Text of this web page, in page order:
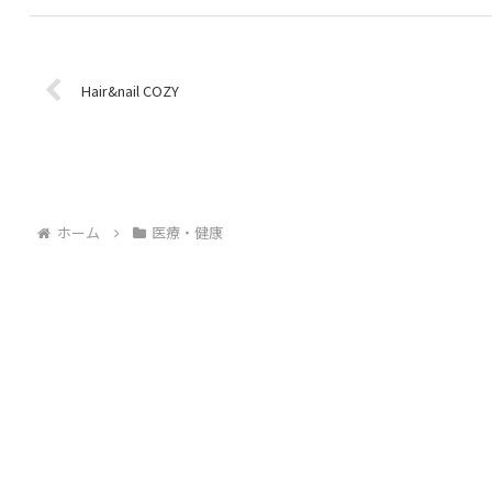
Hair&nail COZY
ホーム 医療・健康